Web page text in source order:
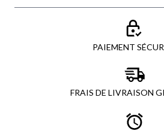
PAIEMENT
FRAIS DE LIVRAISON